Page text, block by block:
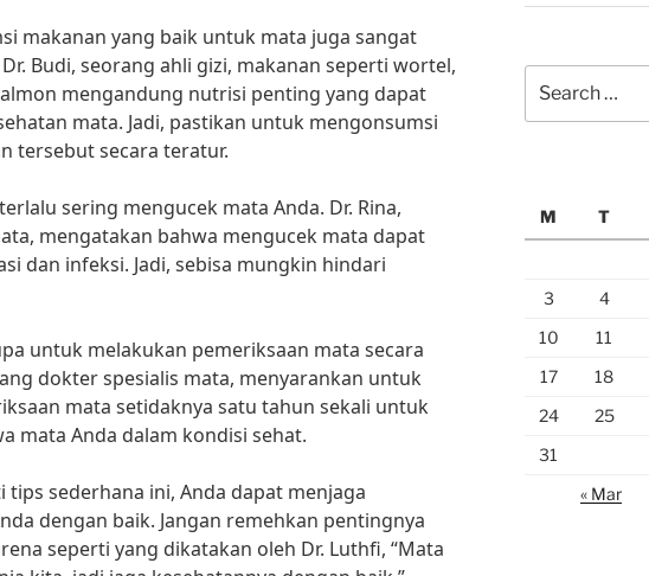
makanan yang baik untuk mata juga sangat
Budi, seorang ahli gizi, makanan seperti wortel,
mengandung nutrisi penting yang dapat
mata. Jadi, pastikan untuk mengonsumsi
tersebut secara teratur.
sering mengucek mata Anda. Dr. Rina,
mengatakan bahwa mengucek mata dapat
dan infeksi. Jadi, sebisa mungkin hindari
untuk melakukan pemeriksaan mata secara
dokter spesialis mata, menyarankan untuk
mata setidaknya satu tahun sekali untuk
mata Anda dalam kondisi sehat.
tips sederhana ini, Anda dapat menjaga
dengan baik. Jangan remehkan pentingnya
seperti yang dikatakan oleh Dr. Luthfi, “Mata
for:
M
T
3
4
10
11
17
18
24
25
31
« Mar